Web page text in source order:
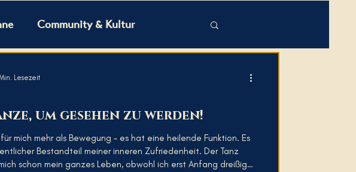
Community & Kultur
um gesehen zu werden!
mich mehr als Bewegung – es hat eine heilende Funktion. Es
Bestandteil meiner inneren Zufriedenheit. Der Tanz
schon mein ganzes Leben, obwohl ich erst Anfang dreißig
Lesezeit